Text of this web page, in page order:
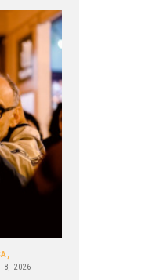
,
8, 2026